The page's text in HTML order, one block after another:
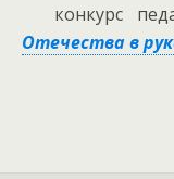
конкурс
Отечества в